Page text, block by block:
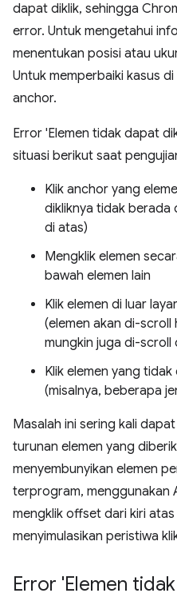
dapat diklik, sehingga
error. Untuk mengetahui
menentukan posisi atau
Untuk memperbaiki kasus
anchor.
Error 'Elemen tidak dapat
situasi berikut saat
Klik anchor yang
dikliknya tidak berada
di atas)
Mengklik elemen
bawah elemen lain
Klik elemen di luar
(elemen akan di-
mungkin juga di-
Klik elemen yang
(misalnya, beberapa
Masalah ini sering kali
turunan elemen yang
menyembunyikan elemen
terprogram, menggunakan
mengklik offset dari kiri
menyimulasikan peristiwa
Error 'Elemen